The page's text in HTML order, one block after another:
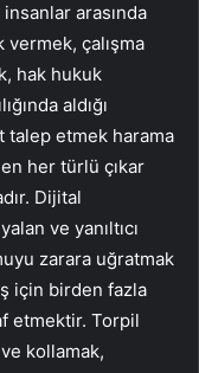
arasında
vermek, çalışma
hak hukuk
aldığı
talep etmek harama
her türlü çıkar
Dijital
ve yanıltıcı
zarara uğratmak
için birden fazla
etmektir. Torpil
kollamak,